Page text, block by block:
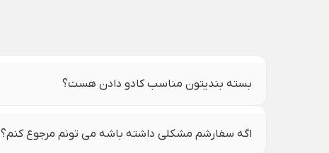
بسته بندیتون مناسب کادو دادن هست؟
اگه سفارشم مشکلی داشته باشه می تونم مرجوع کنم؟